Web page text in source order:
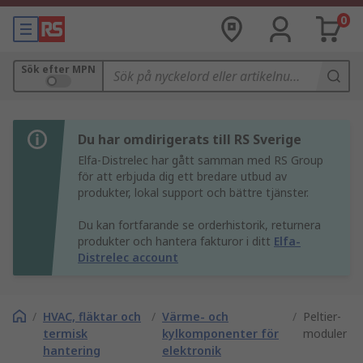
0
Sök efter MPN
Du har omdirigerats till RS Sverige
Elfa-Distrelec har gått samman med RS Group
för att erbjuda dig ett bredare utbud av
produkter, lokal support och bättre tjänster.
Du kan fortfarande se orderhistorik, returnera
produkter och hantera fakturor i ditt Elfa-
Distrelec account
/ HVAC, fläktar och
termisk
hantering
/ Värme- och
kylkomponenter för
elektronik
/ Peltier-
moduler